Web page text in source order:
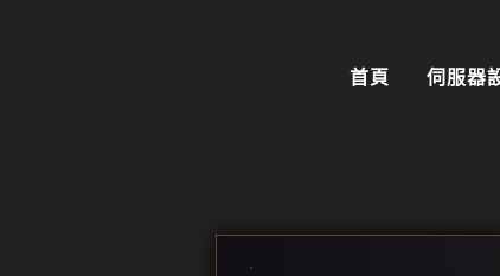
首頁 伺服器